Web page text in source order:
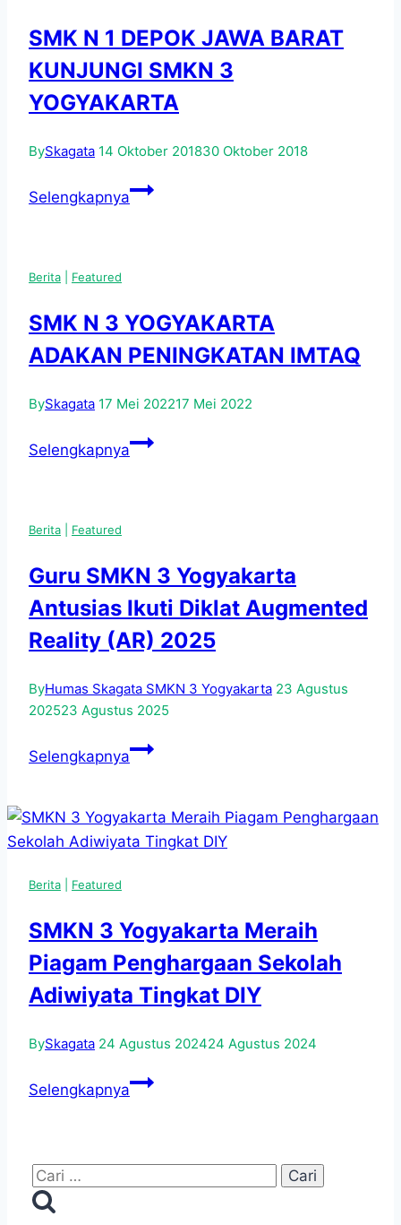
SMK N 1 DEPOK JAWA BARAT
KUNJUNGI SMKN 3
YOGYAKARTA
BySkagata 14 Oktober 201830 Oktober 2018
SelengkapnyaSMK
KUNJUNGI
SMKN
YOGYAKARTA
Berita Featured
SMK N 3 YOGYAKARTA
ADAKAN PENINGKATAN IMTAQ
BySkagata 17 Mei 202217 Mei 2022
SelengkapnyaSMK
IMTAQ
Berita Featured
Guru SMKN 3 Yogyakarta
Antusias Ikuti Diklat Augmented
Reality (AR) 2025
ByHumas Skagata SMKN 3 Yogyakarta 23 Agustus
202523 Agustus 2025
SelengkapnyaGuru
Yogyakarta
Antusias
Reality
(AR)
2025
Berita Featured
SMKN 3 Yogyakarta Meraih
Piagam Penghargaan Sekolah
Adiwiyata Tingkat DIY
BySkagata 24 Agustus 202424 Agustus 2024
SelengkapnyaSMKN
Cari
untuk: